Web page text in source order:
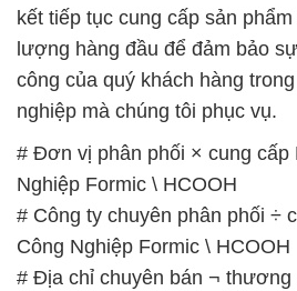
kết tiếp tục cung cấp sản
lượng hàng đầu để đảm bảo
công của quý khách hàng
nghiệp mà chúng tôi phục vụ.
# Đơn vị phân phối × cung cấp
Nghiệp Formic \ HCOOH
# Công ty chuyên phân phối ÷
Công Nghiệp Formic \ HCOOH
# Địa chỉ chuyên bán ¬ thương